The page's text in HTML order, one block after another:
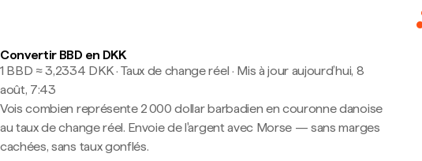
Convertir BBD en DKK
1 BBD ≈ 3,2334 DKK · Taux de change réel · Mis à jour aujourd’hui, 8
août, 7:43
Vois combien représente 2 000 dollar barbadien en couronne danoise
au taux de change réel. Envoie de l'argent avec Morse — sans marges
cachées, sans taux gonflés.